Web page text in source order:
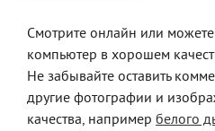
Смотрите онлайн или
компьютер в хорошем
Не забывайте оставить
другие фотографии и
качества, например белого